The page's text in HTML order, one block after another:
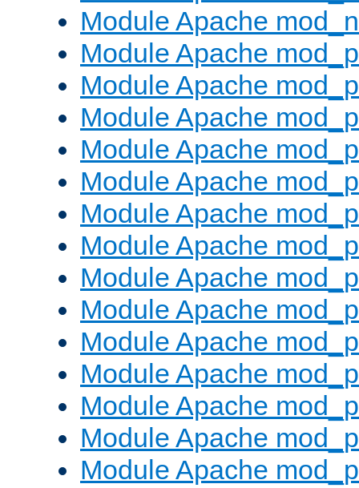
Module Apache
Module Apache
Module Apache
Module Apache
Module Apache
Module Apache
Module Apache
Module Apache
Module Apache
Module Apache
Module Apache
Module Apache
Module Apache
Module Apache
Module Apache